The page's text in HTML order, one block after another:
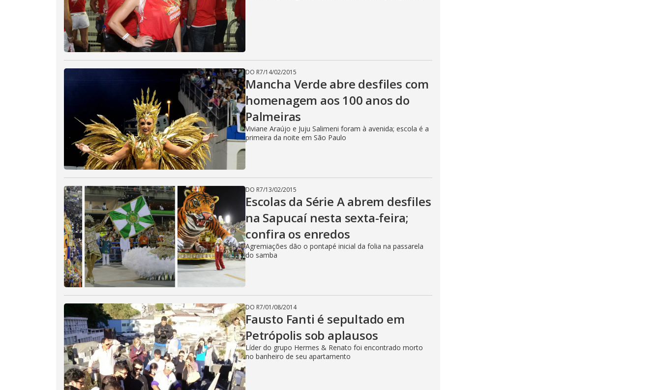
DO R7/14/02/2015
Mancha Verde abre desfiles com
homenagem aos 100 anos do
Palmeiras
Viviane Araújo e Juju Salimeni foram à avenida; escola é a
primeira da noite em São Paulo
DO R7/13/02/2015
Escolas da Série A abrem desfiles
na Sapucaí nesta sexta-feira;
confira os enredos
Agremiações dão o pontapé inicial da folia na passarela
do samba
DO R7/01/08/2014
Fausto Fanti é sepultado em
Petrópolis sob aplausos
Líder do grupo Hermes & Renato foi encontrado morto
no banheiro de seu apartamento